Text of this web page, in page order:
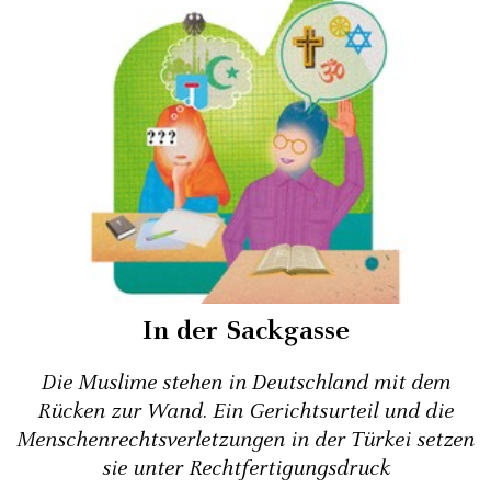
In der Sackgasse
Die Muslime stehen in Deutschland mit dem
Rücken zur Wand. Ein Gerichtsurteil und die
Menschenrechts­verletzungen in der Türkei setzen
sie unter Rechtfertigungsdruck